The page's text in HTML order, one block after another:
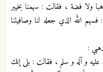
ولا فضة ، فقالت : سهمنا بخيبر
الله الذي جعله لنا وصافيتنا
:
و آله و سلم ، فقالت : بلى إنك